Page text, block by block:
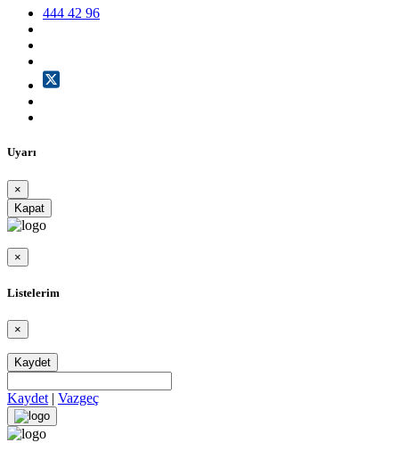
444 42 96
Uyarı
×
Kapat
×
Listelerim
×
Kaydet
Kaydet | Vazgeç